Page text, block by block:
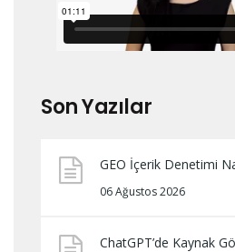
Son Yazılar
GEO İçerik Denetimi
06 Ağustos 2026
ChatGPT’de Kaynak